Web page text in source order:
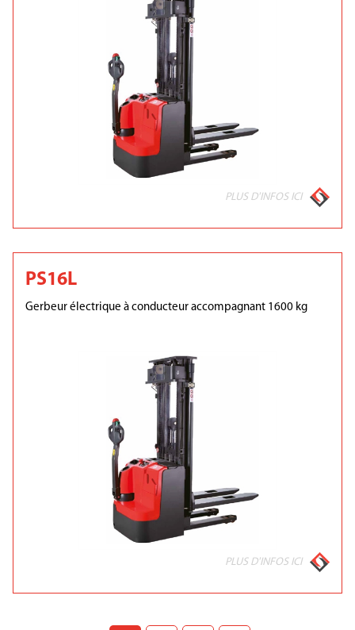
PLUS D'INFOS ICI
PS16L
Gerbeur électrique à conducteur accompagnant 1600 kg
PLUS D'INFOS ICI